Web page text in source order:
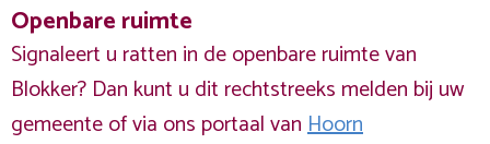
Openbare ruimte
Signaleert u ratten in de openbare ruimte van
Blokker? Dan kunt u dit rechtstreeks melden bij uw
gemeente of via ons portaal vanHoorn